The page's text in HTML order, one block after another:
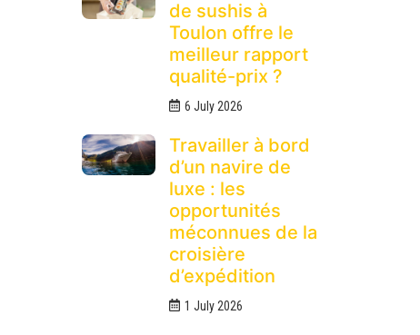
de sushis à
Toulon offre le
meilleur rapport
qualité-prix ?
6 July 2026
Travailler à bord
d’un navire de
luxe : les
opportunités
méconnues de la
croisière
d’expédition
1 July 2026